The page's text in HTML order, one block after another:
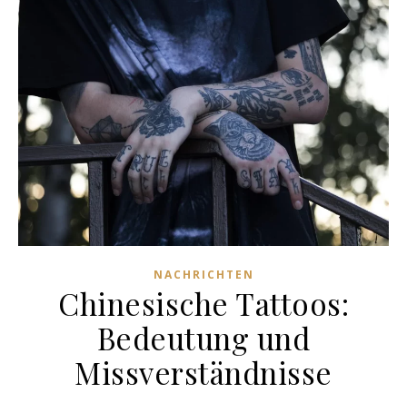
NACHRICHTEN
Chinesische Tattoos:
Bedeutung und
Missverständnisse